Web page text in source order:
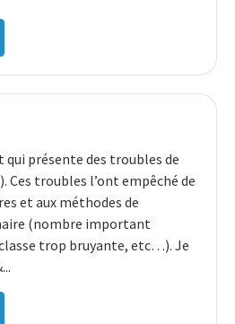
présente des troubles de
Ces troubles l’ont empêché de
et aux méthodes de
(nombre important
trop bruyante, etc…). Je